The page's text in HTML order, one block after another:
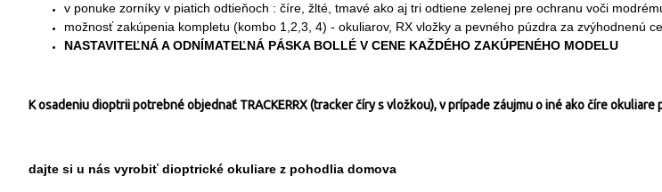
v ponuke zorníky v piatich odtieňoch : číre, žlté, tmavé ako aj tri odtiene zelenej pre ochranu voči
možnosť zakúpenia kompletu (kombo 1,2,3, 4) - okuliarov, RX vložky a pevného púzdra za zvýhodnenú
NASTAVITEĽNÁ A ODNÍMATEĽNÁ PÁSKA BOLLÉ V CENE KAŽDÉHO ZAKÚPENÉHO MODELU
K osadeniu dioptrii potrebné objednať TRACKERRX (tracker číry s vložkou), v prípade záujmu o iné ako číre
dajte si u nás vyrobiť dioptrické okuliare z pohodlia domova